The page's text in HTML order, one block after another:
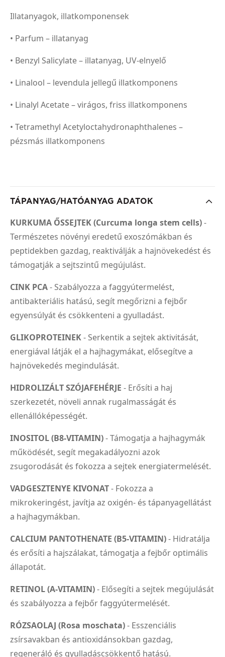
Illatanyagok, illatkomponensek
• Parfum – illatanyag
• Benzyl Salicylate – illatanyag, UV-elnyelő
• Linalool – levendula jellegű illatkomponens
• Linalyl Acetate – virágos, friss illatkomponens
• Tetramethyl Acetyloctahydronaphthalenes –
pézsmás illatkomponens
TÁPANYAG/HATÓANYAG ADATOK
KURKUMA ŐSSEJTEK (Curcuma longa stem cells)-
Természetes növényi eredetű exoszómákban és
peptidekben gazdag, reaktiválják a hajnövekedést és
támogatják a sejtszintű megújulást.
CINK PCA- Szabályozza a faggyútermelést,
antibakteriális hatású, segít megőrizni a fejbőr
egyensúlyát és csökkenteni a gyulladást.
GLIKOPROTEINEK- Serkentik a sejtek aktivitását,
energiával látják el a hajhagymákat, elősegítve a
hajnövekedés megindulását.
HIDROLIZÁLT SZÓJAFEHÉRJE - Erősíti a haj
szerkezetét, növeli annak rugalmasságát és
ellenállóképességét.
INOSITOL (B8-VITAMIN)- Támogatja a hajhagymák
működését, segít megakadályozni azok
zsugorodását és fokozza a sejtek energiatermelését.
VADGESZTENYE KIVONAT- Fokozza a
mikrokeringést, javítja az oxigén- és tápanyagellátást
a hajhagymákban.
CALCIUM PANTOTHENATE (B5-VITAMIN)- Hidratálja
és erősíti a hajszálakat, támogatja a fejbőr optimális
állapotát.
RETINOL (A-VITAMIN)- Elősegíti a sejtek megújulását
és szabályozza a fejbőr faggyútermelését.
RÓZSAOLAJ (Rosa moschata)- Esszenciális
zsírsavakban és antioxidánsokban gazdag,
regeneráló és gyulladáscsökkentő hatású.